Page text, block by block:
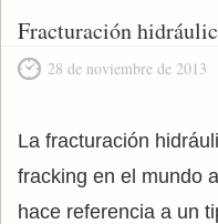
Fracturación
28 de noviembre de 2013
La fracturación
fracking en el mundo
hace referencia a un